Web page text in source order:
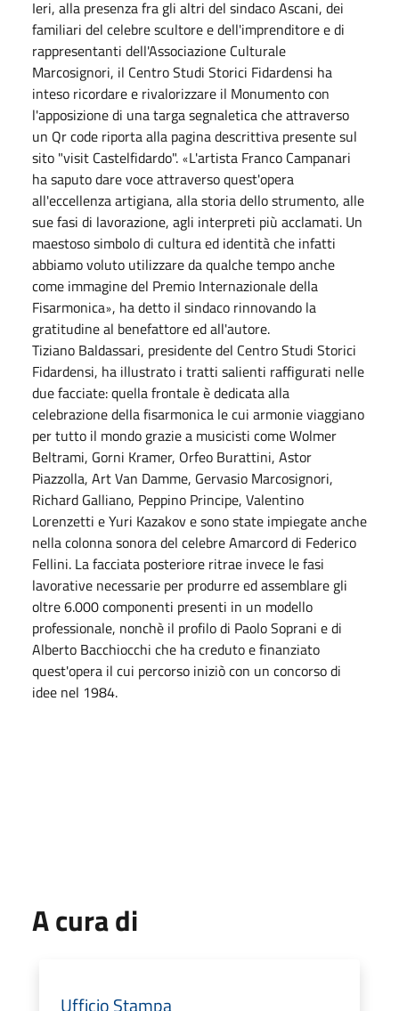
Ieri, alla presenza fra gli altri del sindaco Ascani, dei
familiari del celebre scultore e dell'imprenditore e di
rappresentanti dell'Associazione Culturale
Marcosignori, il Centro Studi Storici Fidardensi ha
inteso ricordare e rivalorizzare il Monumento con
l'apposizione di una targa segnaletica che attraverso
un Qr code riporta alla pagina descrittiva presente sul
sito "visit Castelfidardo". «L'artista Franco Campanari
ha saputo dare voce attraverso quest'opera
all'eccellenza artigiana, alla storia dello strumento, alle
sue fasi di lavorazione, agli interpreti più acclamati. Un
maestoso simbolo di cultura ed identità che infatti
abbiamo voluto utilizzare da qualche tempo anche
come immagine del Premio Internazionale della
Fisarmonica», ha detto il sindaco rinnovando la
gratitudine al benefattore ed all'autore.
Tiziano Baldassari, presidente del Centro Studi Storici
Fidardensi, ha illustrato i tratti salienti raffigurati nelle
due facciate: quella frontale è dedicata alla
celebrazione della fisarmonica le cui armonie viaggiano
per tutto il mondo grazie a musicisti come Wolmer
Beltrami, Gorni Kramer, Orfeo Burattini, Astor
Piazzolla, Art Van Damme, Gervasio Marcosignori,
Richard Galliano, Peppino Principe, Valentino
Lorenzetti e Yuri Kazakov e sono state impiegate anche
nella colonna sonora del celebre Amarcord di Federico
Fellini. La facciata posteriore ritrae invece le fasi
lavorative necessarie per produrre ed assemblare gli
oltre 6.000 componenti presenti in un modello
professionale, nonchè il profilo di Paolo Soprani e di
Alberto Bacchiocchi che ha creduto e finanziato
quest'opera il cui percorso iniziò con un concorso di
idee nel 1984.
A cura di
Ufficio Stampa